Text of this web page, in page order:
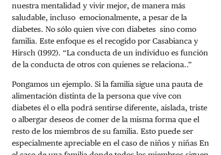
nuestra mentalidad y vivir mejor, de manera más
saludable, incluso emocionalmente, a pesar de la
diabetes. No sólo quien vive con diabetes sino como
familia. Este enfoque es el recogido por Casabianca y
Hirsch (1992). “La conducta de un individuo es función
de la conducta de otros con quienes se relaciona..”
Pongamos un ejemplo. Si la familia sigue una pauta de
alimentación distinta de la persona que vive con
diabetes él o ella podrá sentirse diferente, aislada, triste
o albergar deseos de comer de la misma forma que el
resto de los miembros de su familia. Esto puede ser
especialmente apreciable en el caso de niños y niñas En